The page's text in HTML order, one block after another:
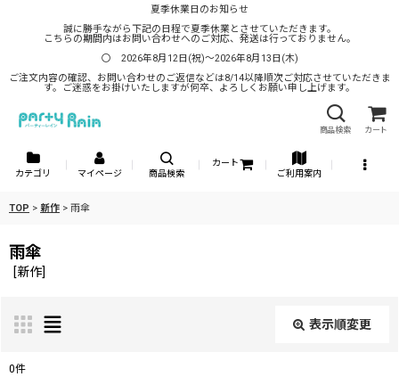
夏季休業日のお知らせ
誠に勝手ながら下記の日程で夏季休業とさせていただきます。
こちらの期間内はお問い合わせへのご対応、発送は行っておりません。
〇 2026年8月12日(祝)～2026年8月13日(木)
ご注文内容の確認、お問い合わせのご返信などは8/14以降順次ご対応させていただきま
す。ご迷惑をお掛けいたしますが何卒、よろしくお願い申し上げます。
商品検索 カート
カテゴリ マイページ 商品検索
カート
ご利用案内
TOP > 新作 > 雨傘
雨傘
[新作]
表示順変更
0件